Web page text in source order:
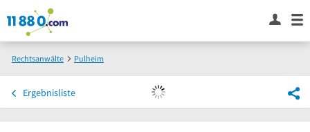
Rechtsanwälte
Pulheim
Ergebnisliste